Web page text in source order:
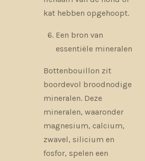
kat hebben opgehoopt.
Een bron van
essentiële mineralen
Bottenbouillon zit
boordevol broodnodige
mineralen. Deze
mineralen, waaronder
magnesium, calcium,
zwavel, silicium en
fosfor, spelen een